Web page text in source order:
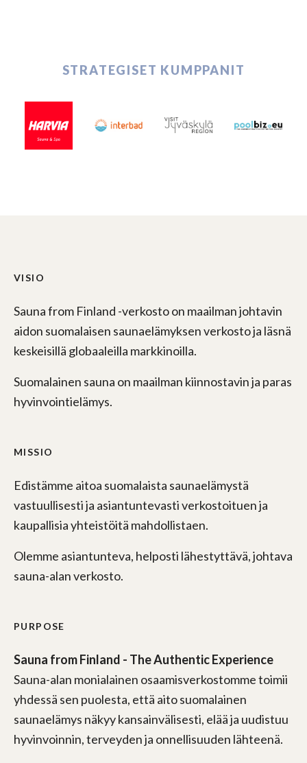
STRATEGISET KUMPPANIT
VISIO
Sauna from Finland -verkosto on maailman johtavin
aidon suomalaisen saunaelämyksen verkosto ja läsnä
keskeisillä globaaleilla markkinoilla.
Suomalainen sauna on maailman kiinnostavin ja paras
hyvinvointielämys.
MISSIO
Edistämme aitoa suomalaista saunaelämystä
vastuullisesti ja asiantuntevasti verkostoituen ja
kaupallisia yhteistöitä mahdollistaen.
Olemme asiantunteva, helposti lähestyttävä, johtava
sauna-alan verkosto.
PURPOSE
Sauna from Finland - The Authentic Experience
Sauna-alan monialainen osaamisverkostomme toimii
yhdessä sen puolesta, että aito suomalainen
saunaelämys näkyy kansainvälisesti, elää ja uudistuu
hyvinvoinnin, terveyden ja onnellisuuden lähteenä.